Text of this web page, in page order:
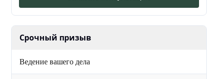
Срочный призыв
Ведение вашего дела